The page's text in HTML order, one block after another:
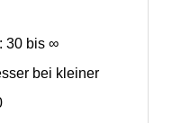
30 bis ∞
bei kleiner